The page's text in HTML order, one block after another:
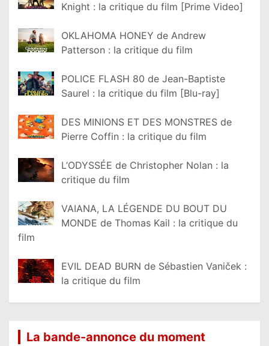
Knight : la critique du film [Prime Video]
OKLAHOMA HONEY de Andrew
Patterson : la critique du film
POLICE FLASH 80 de Jean-Baptiste
Saurel : la critique du film [Blu-ray]
DES MINIONS ET DES MONSTRES de
Pierre Coffin : la critique du film
L’ODYSSÉE de Christopher Nolan : la
critique du film
VAIANA, LA LÉGENDE DU BOUT DU
MONDE de Thomas Kail : la critique du
film
EVIL DEAD BURN de Sébastien Vaniček :
la critique du film
La bande-annonce du moment